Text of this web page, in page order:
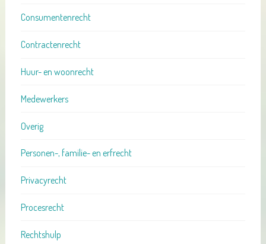
Consumentenrecht
Contractenrecht
Huur- en woonrecht
Medewerkers
Overig
Personen-, familie- en erfrecht
Privacyrecht
Procesrecht
Rechtshulp